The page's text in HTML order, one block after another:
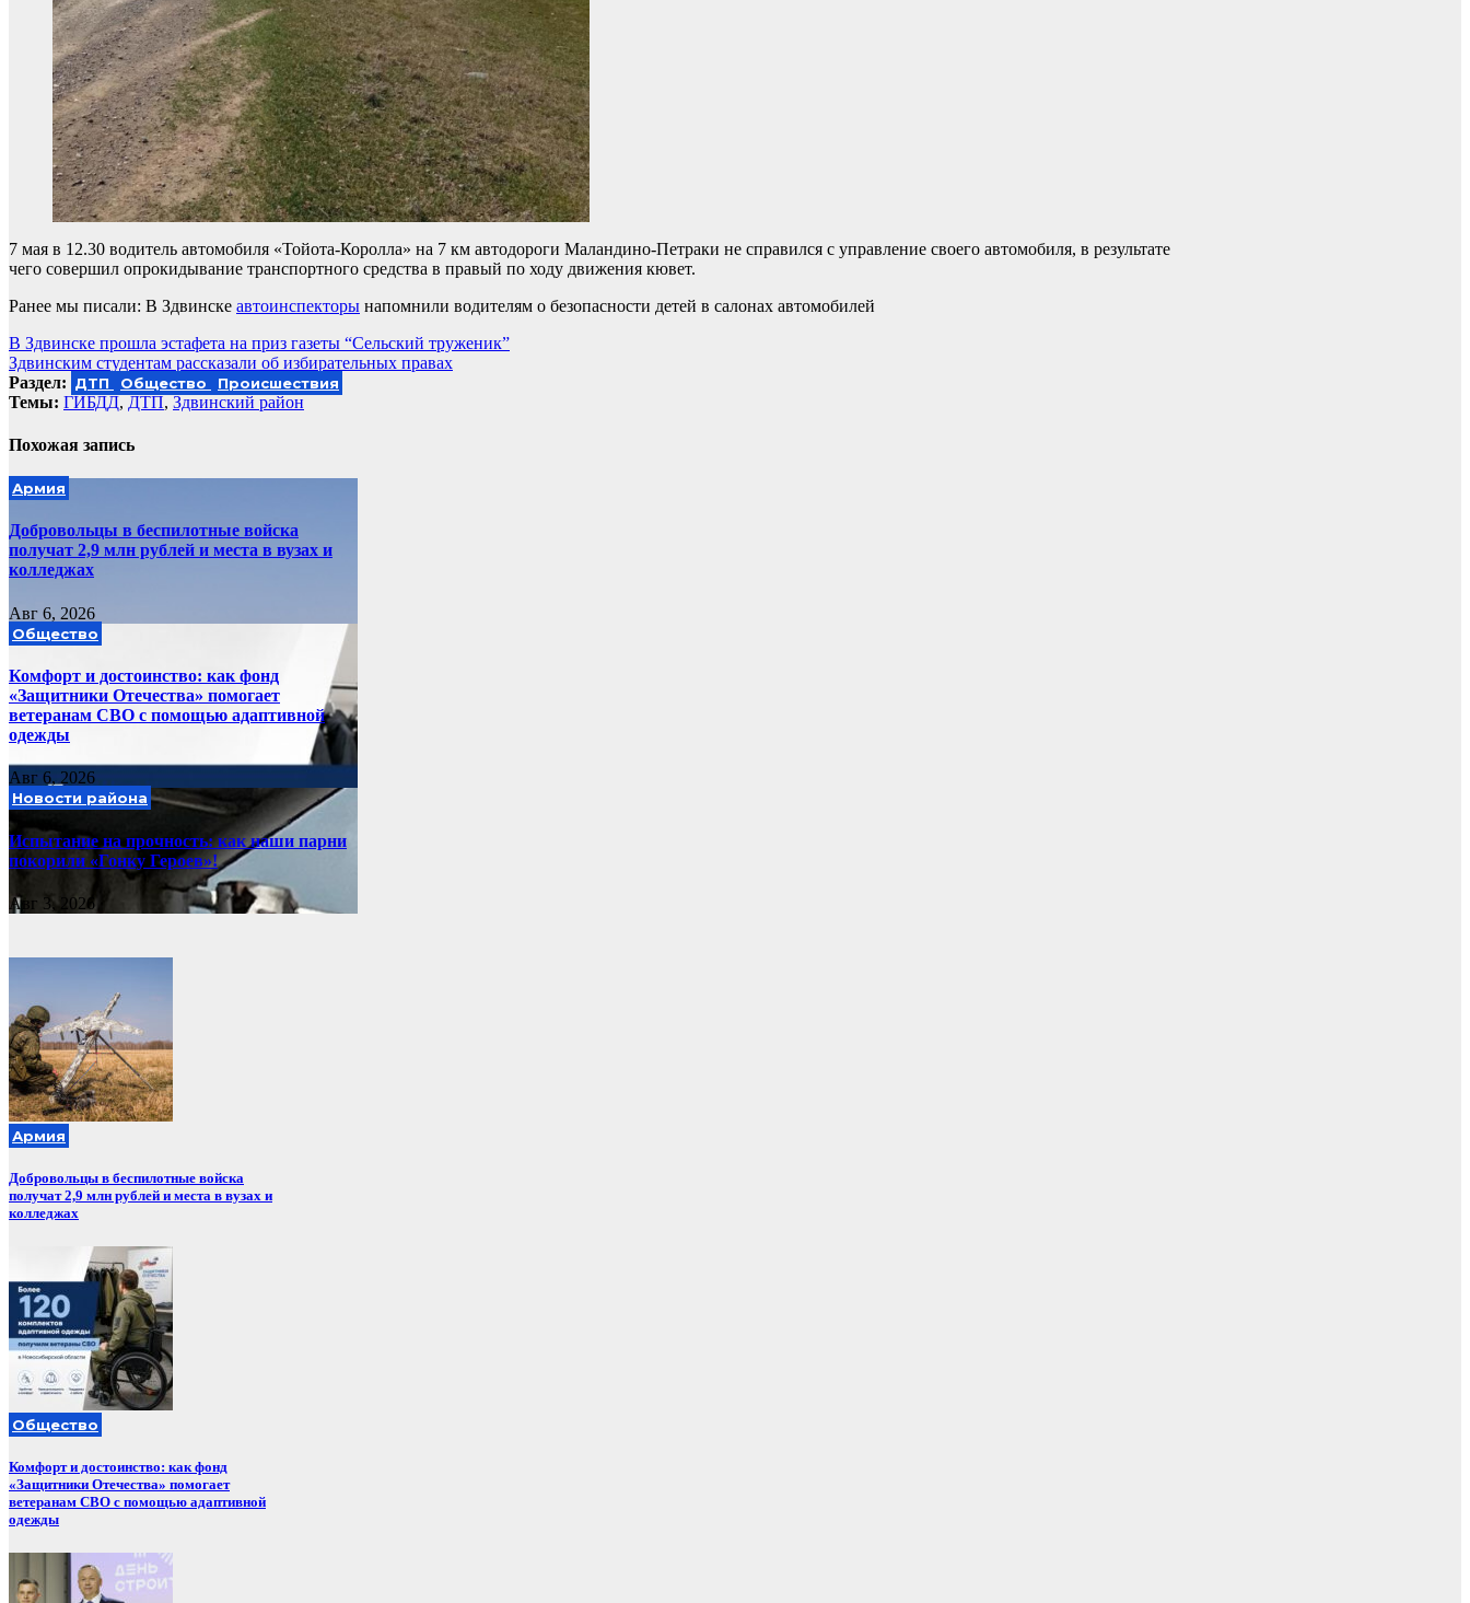
7 мая в 12.30 водитель автомобиля «Тойота-Королла» на 7 км автодороги Маландино-Петраки не справился с управление своего автомобиля, в результате
чего совершил опрокидывание транспортного средства в правый по ходу движения кювет.
Ранее мы писали: В Здвинске автоинспекторы напомнили водителям о безопасности детей в салонах автомобилей
Навигация
по
записям
В Здвинске прошла эстафета на приз газеты “Сельский труженик”
Здвинским студентам рассказали об избирательных правах
Раздел: ДТП Общество Происшествия
Темы: ГИБДД, ДТП, Здвинский район
Похожая запись
Армия
Добровольцы в беспилотные войска
получат 2,9 млн рублей и места в вузах и
колледжах
Авг 6, 2026
Общество
Комфорт и достоинство: как фонд
«Защитники Отечества» помогает
ветеранам СВО с помощью адаптивной
одежды
Авг 6, 2026
Новости района
Испытание на прочность: как наши парни
покорили «Гонку Героев»!
Авг 3, 2026
Армия
Добровольцы в беспилотные войска
получат 2,9 млн рублей и места в вузах и
колледжах
Общество
Комфорт и достоинство: как фонд
«Защитники Отечества» помогает
ветеранам СВО с помощью адаптивной
одежды